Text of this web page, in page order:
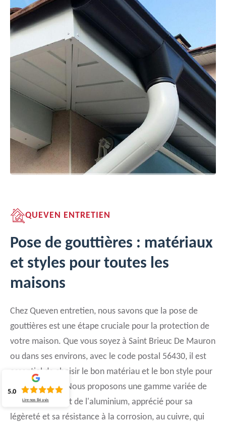
QUEVEN ENTRETIEN
Pose de gouttières : matériaux
et styles pour toutes les
maisons
Chez Queven entretien, nous savons que la pose de
gouttières est une étape cruciale pour la protection de
votre maison. Que vous soyez à Saint Brieuc De Mauron
ou dans ses environs, avec le code postal 56430, il est
essentiel de choisir le bon matériau et le bon style pour
vos gouttières. Nous proposons une gamme variée de
matériaux, allant de l'aluminium, apprécié pour sa
légèreté et sa résistance à la corrosion, au cuivre, qui
5.0
Lire nos84 avis